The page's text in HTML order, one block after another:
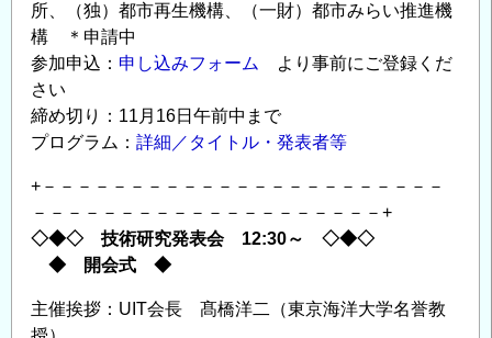
所、（独）都市再生機構、（一財）都市みらい推進機
構 ＊申請中
参加申込： 申し込みフォーム
より事前にご登録くだ
さい
締め切り：11月16日午前中まで
プログラム： 詳細／タイトル・発表者等
+－－－－－－－－－－－－－－－－－－－－－－－
－－－－－－－－－－－－－－－－－－－－+
◇◆◇ 技術研究発表会 12:30～ ◇◆◇
◆ 開会式 ◆
主催挨拶：UIT会長 髙橋洋二（東京海洋大学名誉教